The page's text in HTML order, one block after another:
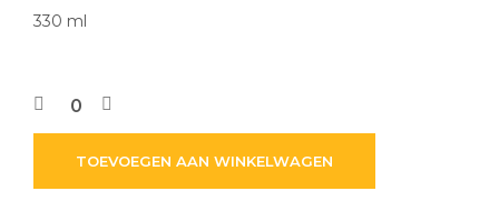
330 ml
TOEVOEGEN AAN WINKELWAGEN